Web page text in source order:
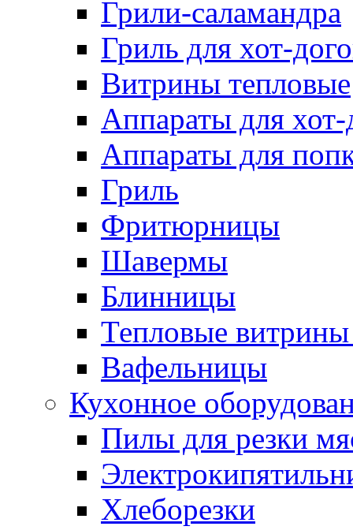
Грили-саламандра
Гриль для хот-
Витрины тепловые
Аппараты для хот-
Аппараты для
Гриль
Фритюрницы
Шавермы
Блинницы
Тепловые витрины
Вафельницы
Кухонное
Пилы для резки
Хлеборезки